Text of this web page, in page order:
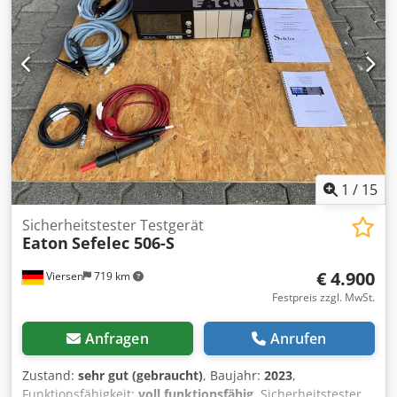
1 / 15
Viersen 719 km
Sicherheitstester Testgerät
Eaton Sefelec 506-S
€ 4.900
Festpreis zzgl. MwSt.
Anfragen Anrufen
Zustand: sehr gut (gebraucht), Baujahr: 2023,